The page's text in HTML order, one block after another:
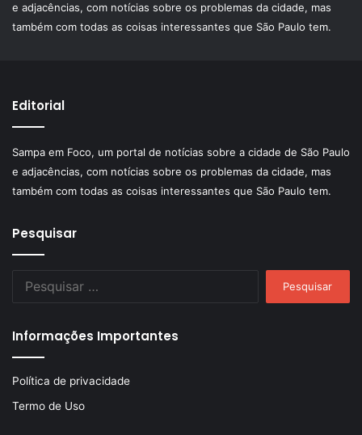
e adjacências, com notícias sobre os problemas da cidade, mas
também com todas as coisas interessantes que São Paulo tem.
Editorial
Sampa em Foco, um portal de notícias sobre a cidade de São Paulo
e adjacências, com notícias sobre os problemas da cidade, mas
também com todas as coisas interessantes que São Paulo tem.
Pesquisar
Informações Importantes
Política de privacidade
Termo de Uso